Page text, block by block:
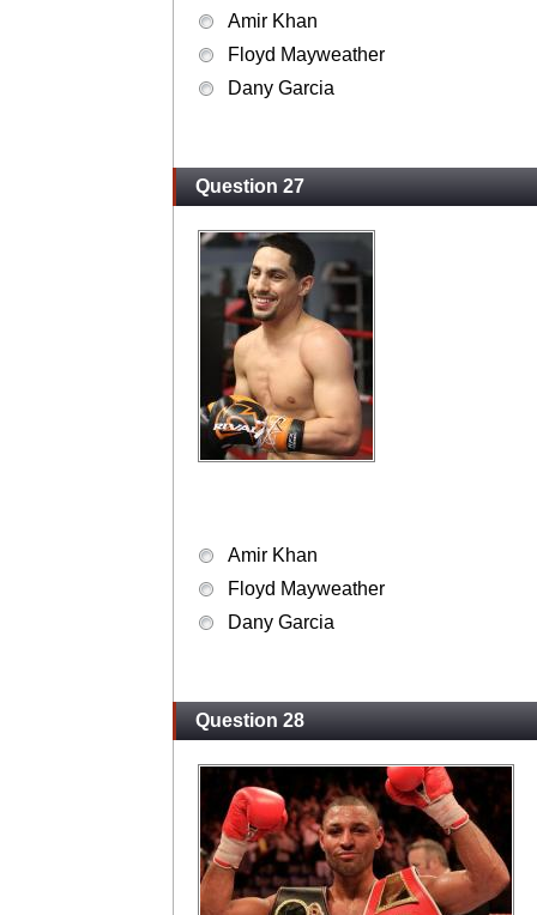
Amir Khan
Floyd Mayweather
Dany Garcia
Question 27
Amir Khan
Floyd Mayweather
Dany Garcia
Question 28